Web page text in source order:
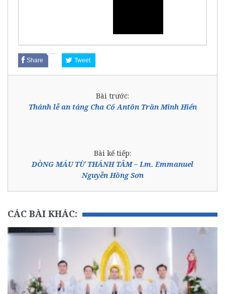
Share Tweet
Bài trước:
Thánh lễ an táng Cha Cố Antôn Trần Minh Hiển
Bài kế tiếp:
DÒNG MÁU TỪ THÁNH TÂM – Lm. Emmanuel
Nguyễn Hồng Sơn
CÁC BÀI KHÁC: